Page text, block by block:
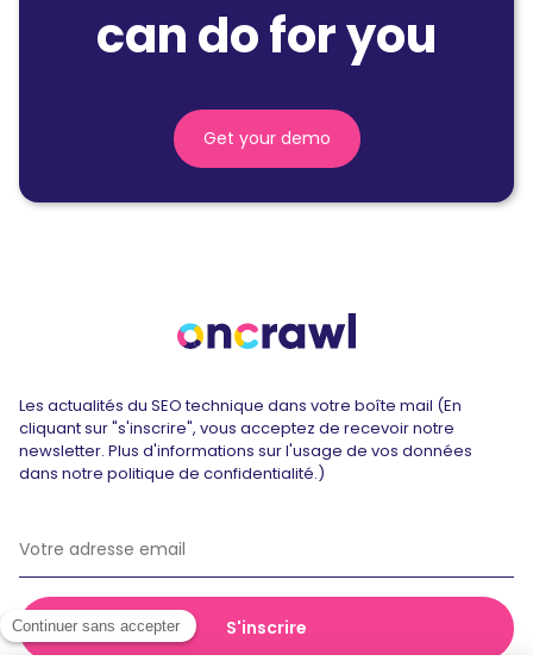
can do for you
Get your demo
Les actualités du SEO technique dans votre boîte mail (En
cliquant sur "s'inscrire", vous acceptez de recevoir notre
newsletter. Plus d'informations sur l'usage de vos données
dans notre politique de confidentialité.)